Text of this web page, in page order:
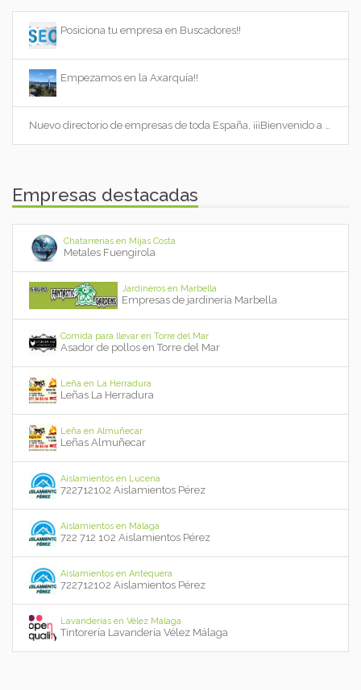
Posiciona tu empresa en Buscadores!!
Empezamos en la Axarquía!!
Empresas destacadas
Chatarrerías en Mijas Costa
Metales Fuengirola
Jardineros en Marbella
Empresas de jardinería Marbella
Comida para llevar en Torre del Mar
Asador de pollos en Torre del Mar
Leña en La Herradura
Leñas La Herradura
Leña en Almuñecar
Leñas Almuñecar
Aislamientos en Lucena
722712102 Aislamientos Pérez
Aislamientos en Málaga
722 712 102 Aislamientos Pérez
Aislamientos en Antequera
722712102 Aislamientos Pérez
Lavanderías en Vélez Málaga
Tintorería Lavandería Vélez Málaga